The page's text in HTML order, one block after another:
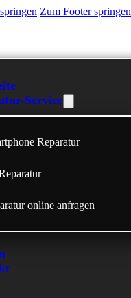
Zum Footer springen
Service
Reparatur
online anfragen